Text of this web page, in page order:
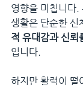
영향을 미칩니다.
생활은 단순한 신
적 유대감과 신뢰
입니다.
하지만 활력이 떨